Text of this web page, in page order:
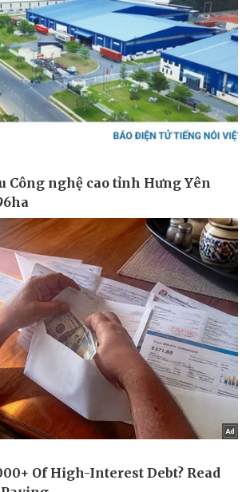
Quân sự - Quốc phòng
Vũ khí
Việt Nam
Phân tích